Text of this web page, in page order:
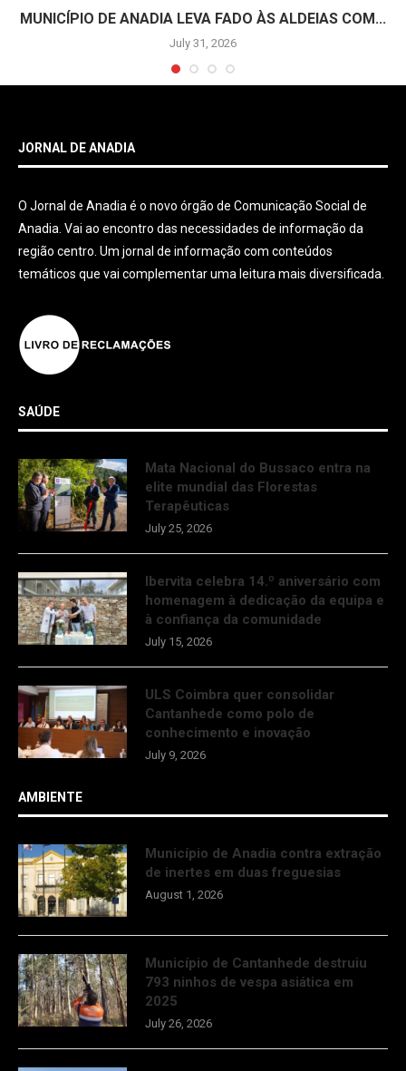
MUNICÍPIO DE ANADIA LEVA FADO ÀS ALDEIAS COM...
July 31, 2026
JORNAL DE ANADIA
O Jornal de Anadia é o novo órgão de Comunicação Social de
Anadia. Vai ao encontro das necessidades de informação da
região centro. Um jornal de informação com conteúdos
temáticos que vai complementar uma leitura mais diversificada.
SAÚDE
Mata Nacional do Bussaco entra na
elite mundial das Florestas
Terapêuticas
July 25, 2026
Ibervita celebra 14.º aniversário com
homenagem à dedicação da equipa e
à confiança da comunidade
July 15, 2026
ULS Coimbra quer consolidar
Cantanhede como polo de
conhecimento e inovação
July 9, 2026
AMBIENTE
Município de Anadia contra extração
de inertes em duas freguesias
August 1, 2026
Município de Cantanhede destruiu
793 ninhos de vespa asiática em
2025
July 26, 2026